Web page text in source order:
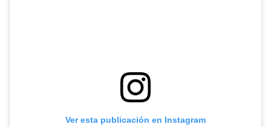
Ver esta publicación en Instagram